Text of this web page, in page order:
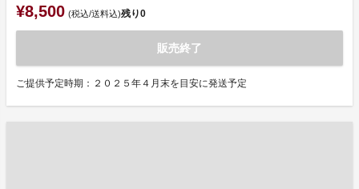
¥8,500 (税込/送料込)残り0
販売終了
ご提供予定時期：２０２５年４月末を目安に発送予定